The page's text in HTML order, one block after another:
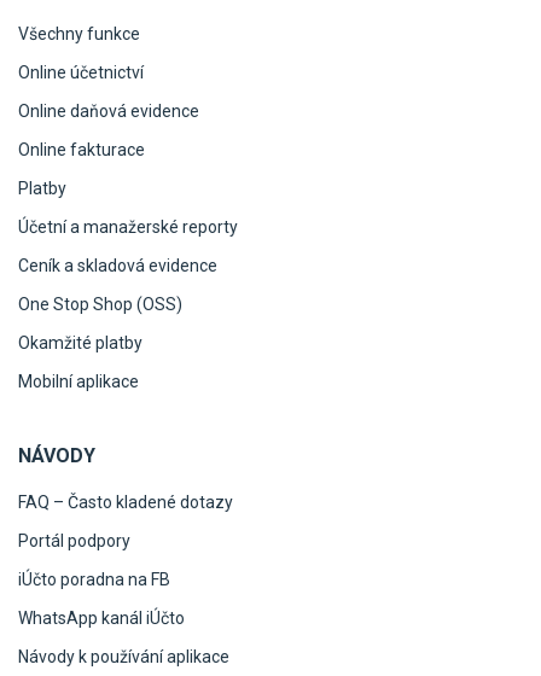
Všechny funkce
Online účetnictví
Online daňová evidence
Online fakturace
Platby
Účetní a manažerské reporty
Ceník a skladová evidence
One Stop Shop (OSS)
Okamžité platby
Mobilní aplikace
NÁVODY
FAQ – Často kladené dotazy
Portál podpory
iÚčto poradna na FB
WhatsApp kanál iÚčto
Návody k používání aplikace